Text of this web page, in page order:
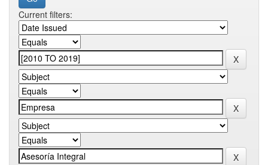
Current filters: